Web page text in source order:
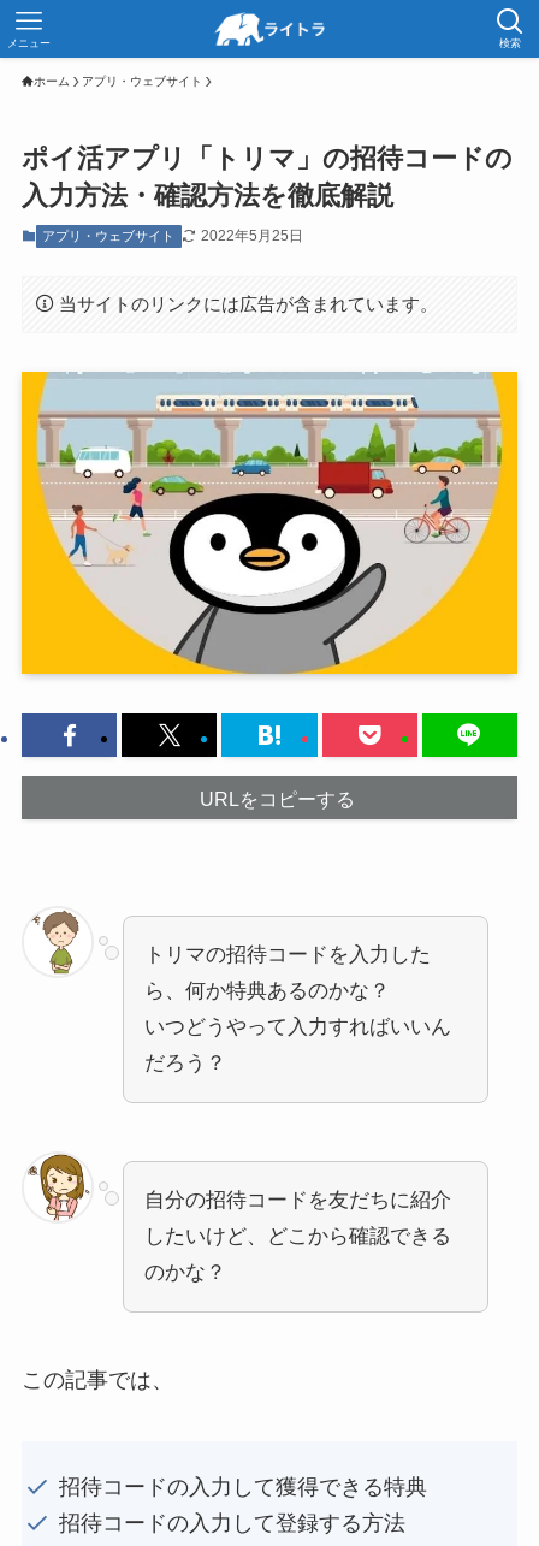
検索
メニュー
ホーム アプリ・ウェブサイト
ポイ活アプリ「トリマ」の招待コードの
入力方法・確認方法を徹底解説
アプリ・ウェブサイト 2022年5月25日
当サイトのリンクには広告が含まれています。
URLをコピーする
トリマの招待コードを入力した
ら、何か特典あるのかな？
いつどうやって入力すればいいん
だろう？
自分の招待コードを友だちに紹介
したいけど、どこから確認できる
のかな？
この記事では、
招待コードの入力して獲得できる特典
招待コードの入力して登録する方法